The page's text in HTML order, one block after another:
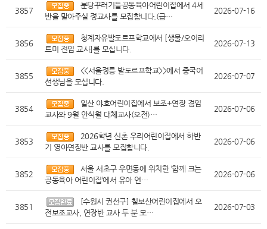
3857
분당꾸러기들공동육아어린이집에서 4세
반을 맡아주실 정교사를 모집합니다.(급…
2026-07-16
3856
청계자유발도르프학교에서 [생물/오이리
트미 전임 교사]를 모십니다.
2026-07-13
3855
<<서울정릉 발도르프학교>>에서 중국어
선생님을 모십니다.
2026-07-07
3854
일산 야호어린이집에서 보조+연장 겸임
교사와 9월 안식월 대체교사(오전)…
2026-07-06
3853
2026학년 신촌 우리어린이집에서 하반
기 영아연장반 교사를 모집합니다.
2026-07-06
3852
서울 서초구 우면동에 위치한 ‘함께 크는
공동육아 어린이집’에서 유아 연…
2026-07-06
3851
[수원시 권선구] 칠보산어린이집에서 오
전보조교사, 연장반 교사 두 분 모…
2026-07-03